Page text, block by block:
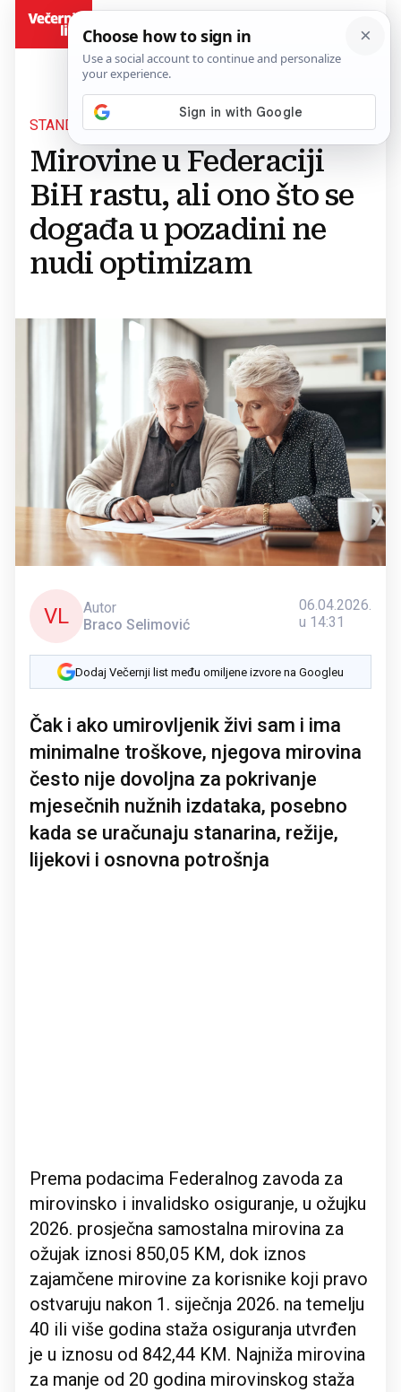
STANDARD UMIROVLJENIKA U FBIH
Mirovine u Federaciji
BiH rastu, ali ono što se
događa u pozadini ne
nudi optimizam
VL
Autor
Braco Selimović
06.04.2026.
u 14:31
Dodaj Večernji list među omiljene izvore na Googleu
Čak i ako umirovljenik živi sam i ima
minimalne troškove, njegova mirovina
često nije dovoljna za pokrivanje
mjesečnih nužnih izdataka, posebno
kada se uračunaju stanarina, režije,
lijekovi i osnovna potrošnja
Prema podacima Federalnog zavoda za
mirovinsko i invalidsko osiguranje, u ožujku
2026. prosječna samostalna mirovina za
ožujak iznosi 850,05 KM, dok iznos
zajamčene mirovine za korisnike koji pravo
ostvaruju nakon 1. siječnja 2026. na temelju
40 ili više godina staža osiguranja utvrđen
je u iznosu od 842,44 KM. Najniža mirovina
za manje od 20 godina mirovinskog staža